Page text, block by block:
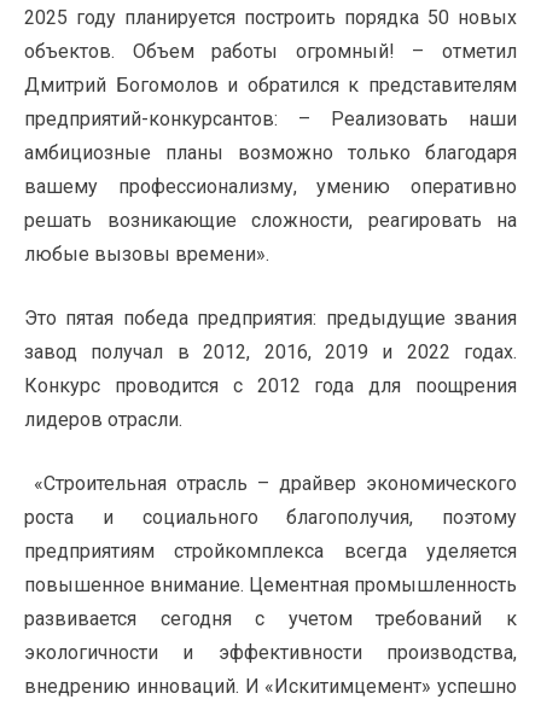
2025 году планируется построить порядка 50 новых
объектов. Объем работы огромный! – отметил
Дмитрий Богомолов и обратился к представителям
предприятий-конкурсантов: – Реализовать наши
амбициозные планы возможно только благодаря
вашему профессионализму, умению оперативно
решать возникающие сложности, реагировать на
любые вызовы времени».
Это пятая победа предприятия: предыдущие звания
завод получал в 2012, 2016, 2019 и 2022 годах.
Конкурс проводится с 2012 года для поощрения
лидеров отрасли.
«Строительная отрасль – драйвер экономического
роста и социального благополучия, поэтому
предприятиям стройкомплекса всегда уделяется
повышенное внимание. Цементная промышленность
развивается сегодня с учетом требований к
экологичности и эффективности производства,
внедрению инноваций. И «Искитимцемент» успешно